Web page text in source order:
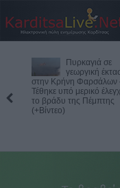
Δημόσιες
Σ.Α.Ε.Κ.: 860
τμήματα και 95
ειδικότητες για το 2026-
2027